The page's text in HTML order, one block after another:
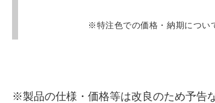
※特注色での価格・納期につい
※製品の仕様・価格等は改良のため予告